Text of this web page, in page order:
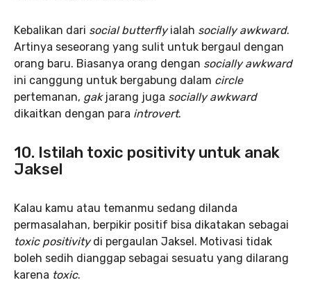
Kebalikan dari social butterflyialah socially awkward.
Artinya seseorang yang sulit untuk bergaul dengan
orang baru. Biasanya orang dengan socially awkward
ini canggung untuk bergabung dalam circle
pertemanan, gak jarang juga socially awkward
dikaitkan dengan para introvert.
10. Istilah toxic positivity untuk anak
Jaksel
Kalau kamu atau temanmu sedang dilanda
permasalahan, berpikir positif bisa dikatakan sebagai
toxic positivitydi pergaulan Jaksel. Motivasi tidak
boleh sedih dianggap sebagai sesuatu yang dilarang
karena toxic.